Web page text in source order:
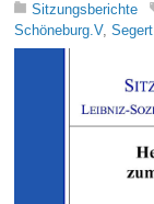
Sitzungsberichte
Schöneburg.V,